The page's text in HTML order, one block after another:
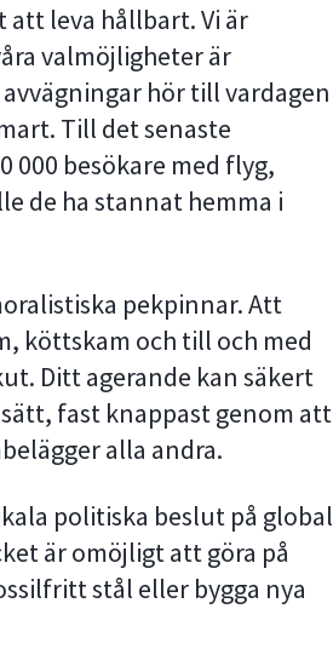
leva hållbart. Vi är
valmöjligheter är
hör till vardagen
Till det senaste
000 besökare med flyg,
de ha stannat hemma i
pekpinnar. Att
köttskam och till och med
Ditt agerande kan säkert
fast knappast genom att
alla andra.
politiska beslut på global
är omöjligt att göra på
stål eller bygga nya